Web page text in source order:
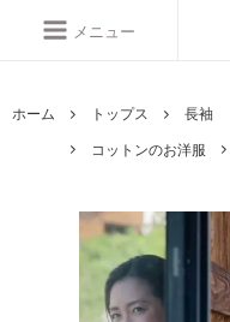
メニュー
ホーム トップス
長袖
コットンのお洋服